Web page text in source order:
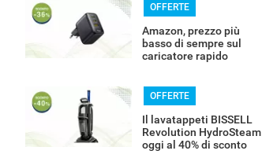
OFFERTE
Amazon, prezzo più
basso di sempre sul
caricatore rapido
OFFERTE
Il lavatappeti BISSELL
Revolution HydroSteam
oggi al 40% di sconto